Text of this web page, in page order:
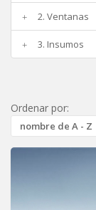
2. Ventanas
3. Insumos
Ordenar por:
nombre de A - Z